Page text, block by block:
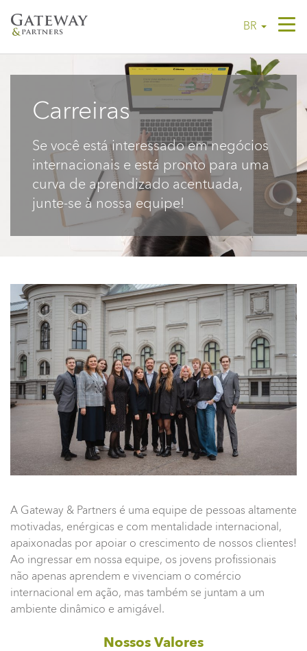
BR
Carreiras
Se você está interessado em negócios
internacionais e está pronto para uma
curva de aprendizado acentuada,
junte-se à nossa equipe!
A Gateway & Partners é uma equipe de pessoas altamente
motivadas, enérgicas e com mentalidade internacional,
apaixonadas por apoiar o crescimento de nossos clientes!
Ao ingressar em nossa equipe, os jovens profissionais
não apenas aprendem e vivenciam o comércio
internacional em ação, mas também se juntam a um
ambiente dinâmico e amigável.
Nossos Valores